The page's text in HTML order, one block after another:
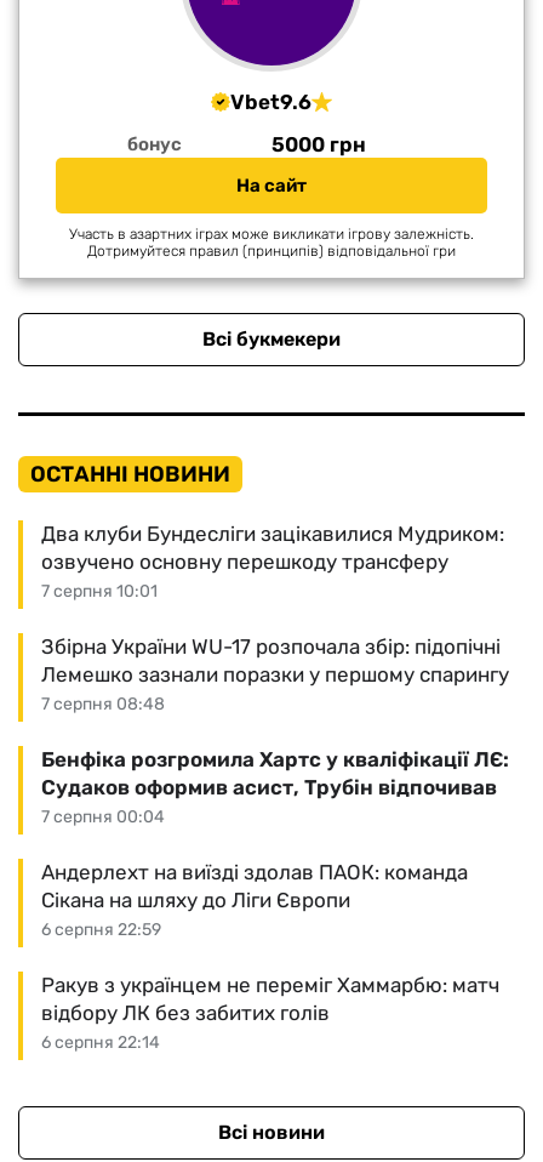
Vbet9.6
бонус 5000 грн
На сайт
Участь в азартних іграх може викликати ігрову залежність.
Дотримуйтеся правил (принципів) відповідальної гри
Всі букмекери
ОСТАННІ НОВИНИ
7 серпня 10:01
Два клуби Бундесліги зацікавилися Мудриком:
озвучено основну перешкоду трансферу
7 серпня 08:48
Збірна України WU-17 розпочала збір: підопічні
Лемешко зазнали поразки у першому спарингу
7 серпня 00:04
Бенфіка розгромила Хартс у кваліфікації ЛЄ:
Судаков оформив асист, Трубін відпочивав
6 серпня 22:59
Андерлехт на виїзді здолав ПАОК: команда
Сікана на шляху до Ліги Європи
6 серпня 22:14
Ракув з українцем не переміг Хаммарбю: матч
відбору ЛК без забитих голів
Всі новини